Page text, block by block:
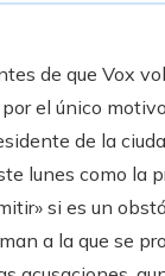
de que Vox
el único
de la
lunes como la
si es un
a la que se